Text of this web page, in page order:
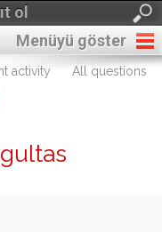
ol
Menüyü göster
activity
All questions